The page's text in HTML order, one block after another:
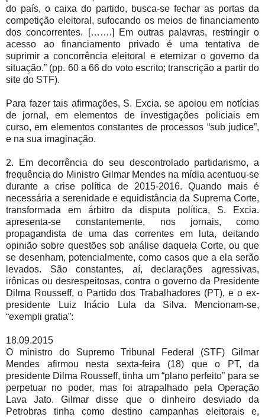
do país, o caixa do partido, busca-se fechar as portas da
competição eleitoral, sufocando os meios de financiamento
dos concorrentes. […….] Em outras palavras, restringir o
acesso ao financiamento privado é uma tentativa de
suprimir a concorrência eleitoral e eternizar o governo da
situação.” (pp. 60 a 66 do voto escrito; transcrição a partir do
site do STF).
Para fazer tais afirmações, S. Excia. se apoiou em notícias
de jornal, em elementos de investigações policiais em
curso, em elementos constantes de processos “sub judice”,
e na sua imaginação.
2. Em decorrência do seu descontrolado partidarismo, a
frequência do Ministro Gilmar Mendes na mídia acentuou-se
durante a crise política de 2015-2016. Quando mais é
necessária a serenidade e equidistância da Suprema Corte,
transformada em árbitro da disputa política, S. Excia.
apresenta-se constantemente, nos jornais, como
propagandista de uma das correntes em luta, deitando
opinião sobre questões sob análise daquela Corte, ou que
se desenham, potencialmente, como casos que a ela serão
levados. São constantes, aí, declarações agressivas,
irônicas ou desrespeitosas, contra o governo da Presidente
Dilma Rousseff, o Partido dos Trabalhadores (PT), e o ex-
presidente Luiz Inácio Lula da Silva. Mencionam-se,
“exempli gratia”:
18.09.2015
O ministro do Supremo Tribunal Federal (STF) Gilmar
Mendes afirmou nesta sexta-feira (18) que o PT, da
presidente Dilma Rousseff, tinha um “plano perfeito” para se
perpetuar no poder, mas foi atrapalhado pela Operação
Lava Jato. Gilmar disse que o dinheiro desviado da
Petrobras tinha como destino campanhas eleitorais e,